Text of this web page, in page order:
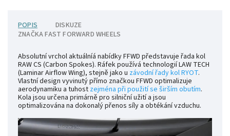
POPIS
DISKUZE
ZNAČKAFAST FORWARD WHEELS
Absolutní vrchol aktuálníá nabídky FFWD představuje řada kol
RAW CS (Carbon Spokes). Ráfek používá technologií LAW TECH
(Laminar Airflow Wing), stejně jako u závodní řady kol RYOT.
Vlastní design vyvinutý přímo značkou FFWD optimalizuje
aerodynamiku a tuhost zejména při použití se širším obutím.
Kola jsou určena primárně pro silniční užití a jsou
optimalizována na dokonalý přenos síly a obtékání vzduchu.